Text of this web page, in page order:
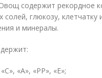
содержит рекордное
солей, глюкозу, клетчатку
и минералы.
«А», «РР», «Е»;